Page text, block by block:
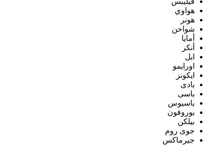
هواوي
هونر
شواحن
أمايا
أنكر
ابل
اورايمو
ايكونز
بادى
باسى
باسيوس
بوروفون
بيلكن
جوى روم
جيرماكس